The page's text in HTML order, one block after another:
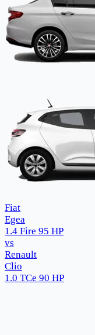
Fiat
Egea
1.4 Fire 95 HP
vs
Renault
Clio
1.0 TCe 90 HP